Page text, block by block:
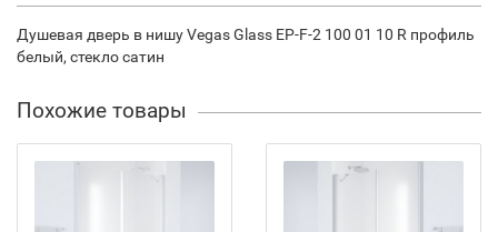
Душевая дверь в нишу Vegas Glass EP-F-2 100 01 10 R профиль
белый, стекло сатин
Похожие товары